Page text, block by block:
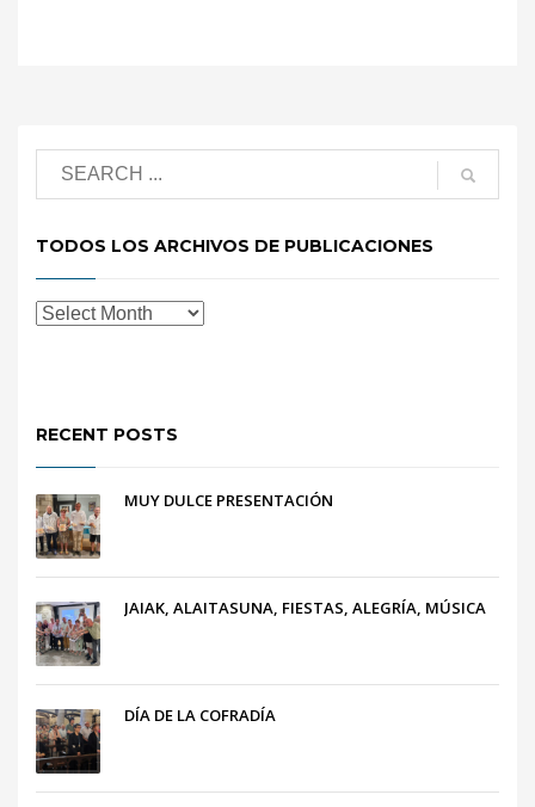
TODOS LOS ARCHIVOS DE PUBLICACIONES
RECENT POSTS
MUY DULCE PRESENTACIÓN
JAIAK, ALAITASUNA, FIESTAS, ALEGRÍA, MÚSICA
DÍA DE LA COFRADÍA